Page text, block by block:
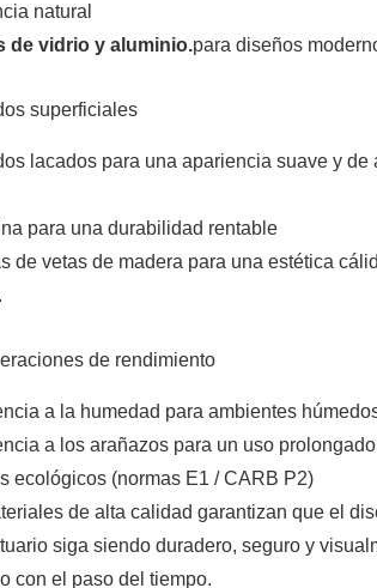
natural
de vidrio y aluminio.para diseños
superficiales
lacados para una apariencia suave y de
para una durabilidad rentable
de vetas de madera para una estética
de rendimiento
a la humedad para ambientes
a los arañazos para un uso
ecológicos (normas E1 / CARB P2)
de alta calidad garantizan que el
siga siendo duradero, seguro y
con el paso del tiempo.